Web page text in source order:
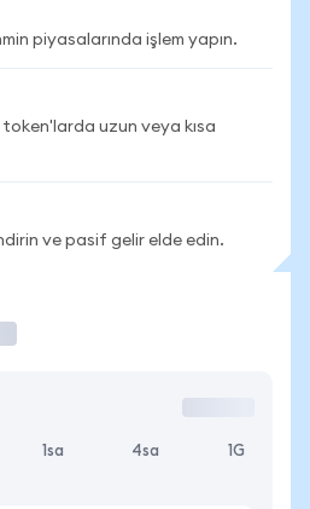
piyasalarında işlem yapın.
uzun veya kısa
ve pasif gelir elde edin.
1sa 4sa 1G